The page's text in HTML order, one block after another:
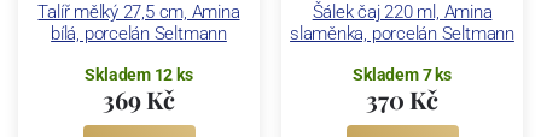
Talíř mělký 27,5 cm, Amina
bílá, porcelán Seltmann
Skladem 12 ks
369 Kč
Šálek čaj 220 ml, Amina
slaměnka, porcelán Seltmann
Skladem 7 ks
370 Kč